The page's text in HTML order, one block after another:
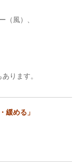
（風）、
ります。
緩める」